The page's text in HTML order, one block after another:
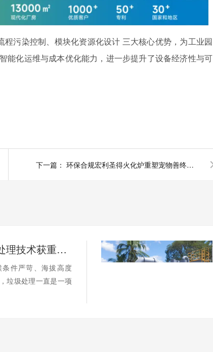
程污染控制、模块化资源化设计 三大核心优势，为工业园
能化运维与成本优化能力，进一步提升了设备经济性与可
下一篇： 环保合规宏利圣得火化炉重塑宠物善终服务新标准
国内高海拔垃圾处理技术获重大突破，青海生活垃圾处理项目树行业新标杆
件严苛、海拔高度
垃圾处理一直是一项